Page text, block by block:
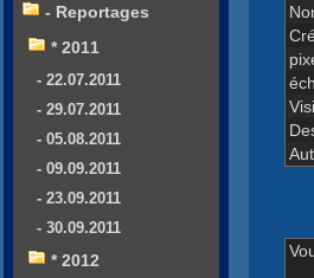
- Reportages
* 2011
- 22.07.2011
- 29.07.2011
- 05.08.2011
- 09.09.2011
- 23.09.2011
- 30.09.2011
* 2012